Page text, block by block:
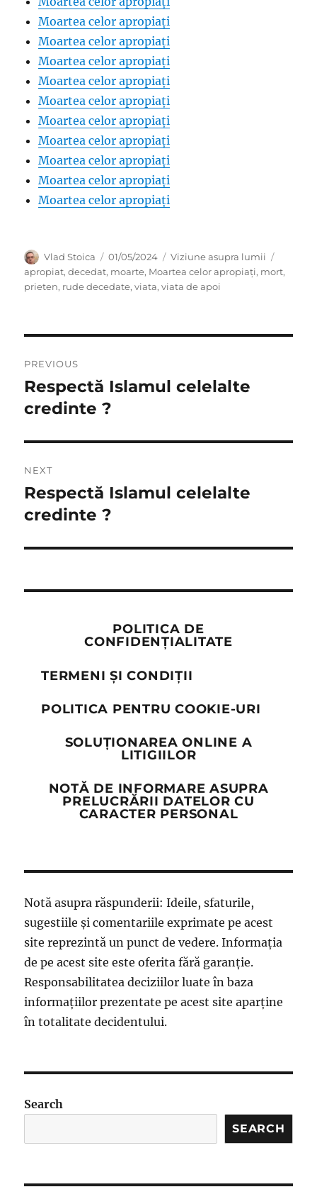
Moartea celor apropiați
Moartea celor apropiați
Moartea celor apropiați
Moartea celor apropiați
Moartea celor apropiați
Moartea celor apropiați
Moartea celor apropiați
Moartea celor apropiați
Moartea celor apropiați
Moartea celor apropiați
Author
Vlad Stoica
Posted
on
01/05/2024 Categories
Viziune asupra lumii
apropiat,decedat, moarte, Moartea celor apropiați, mort,
prieten, rude decedate,viata,viata de apoi
navigation
PREVIOUS
Previous
post:
Respectă Islamul celelalte
credinte ?
NEXT
Next
post:
Respectă Islamul celelalte
credinte ?
POLITICA DE
CONFIDENȚIALITATE
TERMENI ȘI CONDIȚII
POLITICA PENTRU COOKIE-URI
SOLUȚIONAREA ONLINE A
LITIGIILOR
NOTĂ DE INFORMARE ASUPRA
PRELUCRĂRII DATELOR CU
CARACTER PERSONAL
Notă asupra răspunderii: Ideile, sfaturile,
sugestiile și comentariile exprimate pe acest
site reprezintă un punct de vedere. Informația
de pe acest site este oferita fără garanție.
Responsabilitatea deciziilor luate în baza
informațiilor prezentate pe acest site aparține
în totalitate decidentului.
Search
SEARCH